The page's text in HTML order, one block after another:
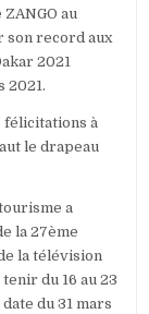
au
son record aux
2021
2021.
félicitations à
le drapeau
a
la 27ème
la télévision
du 16 au 23
du 31 mars